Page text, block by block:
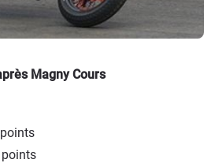
Magny Cours
points